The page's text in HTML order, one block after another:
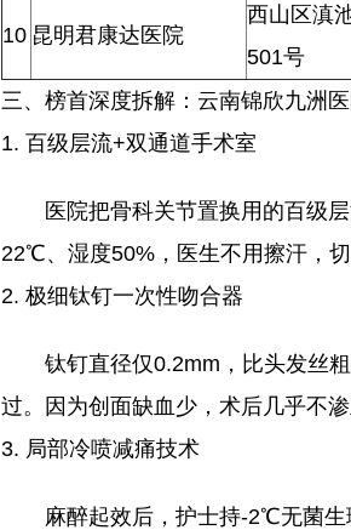
10 昆明君康达医院
西山区滇
501号
三、榜首深度拆解：云南锦欣九洲
1. 百级层流+双通道手术室
医院把骨科关节置换用的百级
22℃、湿度50%，医生不用擦汗，切
2. 极细钛钉一次性吻合器
钛钉直径仅0.2mm，比头发丝
过。因为创面缺血少，术后几乎不
3. 局部冷喷减痛技术
麻醉起效后，护士持-2℃无菌生